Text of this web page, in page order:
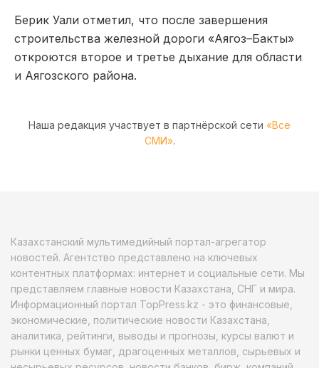
Берик Уали отметил, что после завершения
строительства железной дороги «Аягоз–Бакты»
откроются второе и третье дыхание для области
и Аягозского района.
Наша редакция участвует в партнёрской сети «Все
СМИ».
Казахстанский мультимедийный портал-агрегатор
новостей. Агентство представлено на ключевых
контентных платформах: интернет и социальные сети. Мы
представляем главные новости Казахстана, СНГ и мира.
Информационный портал TopPress.kz - это финансовые,
экономические, политические новости Казахстана,
аналитика, рейтинги, выводы и прогнозы, курсы валют и
рынки ценных бумаг, драгоценных металлов, сырьевых и